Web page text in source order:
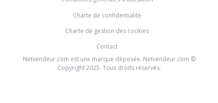
Charte de confidentialité
Charte de gestion des cookies
Contact
Netvendeur.com est une marque déposée. Netvendeur.com ©
Copyright 2025. Tous droits réservés.